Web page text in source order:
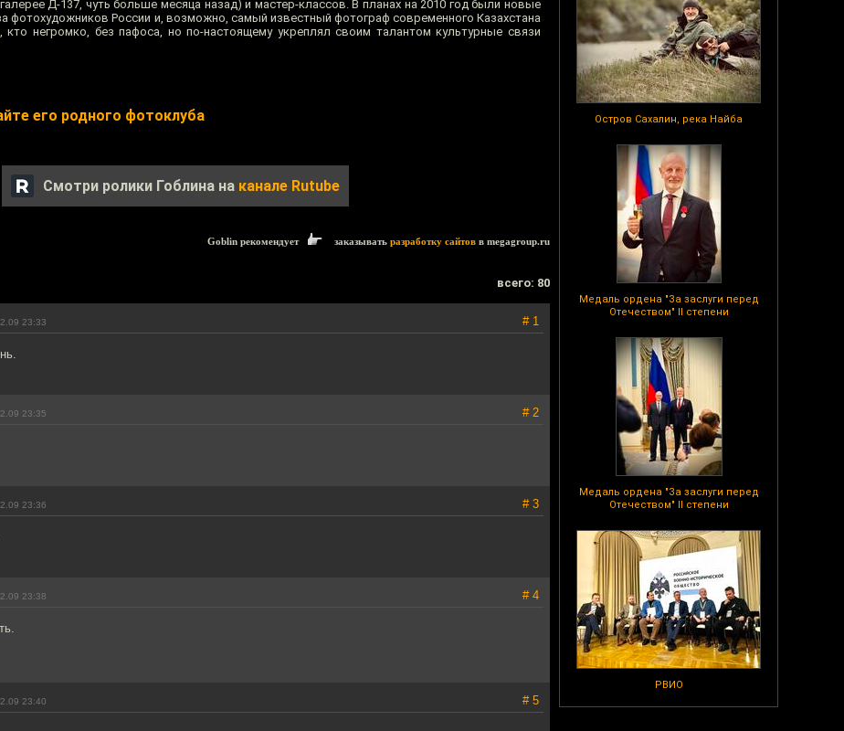
Остров Сахалин, река Найба
Медаль ордена "За заслуги перед
Отечеством" II степени
Медаль ордена "За заслуги перед
Отечеством" II степени
РВИО
Д-137, чуть больше месяца назад) и мастер-классов. В планах на 2010 год были новые
фотохудожников России и, возможно, самый известный фотограф современного Казахстана
негромко, без пафоса, но по-настоящему укреплял своим талантом культурные связи
его родного фотоклуба
Смотри ролики Гоблина на канале Rutube
Goblin рекомендует заказывать разработку сайтов в megagroup.ru
всего: 80
23:33 # 1
23:35 # 2
23:36 # 3
23:38 # 4
23:40 # 5